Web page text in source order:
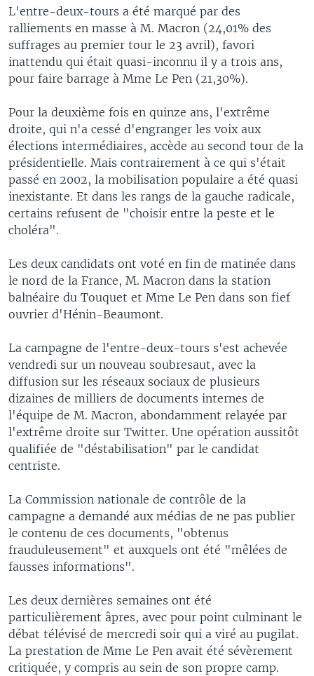
L'entre-deux-tours a été marqué par des
ralliements en masse à M. Macron (24,01% des
suffrages au premier tour le 23 avril), favori
inattendu qui était quasi-inconnu il y a trois ans,
pour faire barrage à Mme Le Pen (21,30%).
Pour la deuxième fois en quinze ans, l'extrême
droite, qui n'a cessé d'engranger les voix aux
élections intermédiaires, accède au second tour de la
présidentielle. Mais contrairement à ce qui s'était
passé en 2002, la mobilisation populaire a été quasi
inexistante. Et dans les rangs de la gauche radicale,
certains refusent de "choisir entre la peste et le
choléra".
Les deux candidats ont voté en fin de matinée dans
le nord de la France, M. Macron dans la station
balnéaire du Touquet et Mme Le Pen dans son fief
ouvrier d'Hénin-Beaumont.
La campagne de l'entre-deux-tours s'est achevée
vendredi sur un nouveau soubresaut, avec la
diffusion sur les réseaux sociaux de plusieurs
dizaines de milliers de documents internes de
l'équipe de M. Macron, abondamment relayée par
l'extrême droite sur Twitter. Une opération aussitôt
qualifiée de "déstabilisation" par le candidat
centriste.
La Commission nationale de contrôle de la
campagne a demandé aux médias de ne pas publier
le contenu de ces documents, "obtenus
frauduleusement" et auxquels ont été "mêlées de
fausses informations".
Les deux dernières semaines ont été
particulièrement âpres, avec pour point culminant le
débat télévisé de mercredi soir qui a viré au pugilat.
La prestation de Mme Le Pen avait été sévèrement
critiquée, y compris au sein de son propre camp.